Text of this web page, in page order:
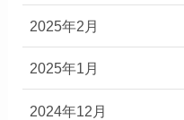
2025年2月
2025年1月
2024年12月